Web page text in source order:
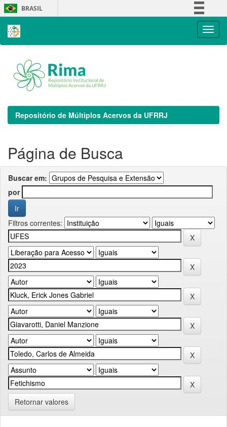
Skip
navigation
BRASIL
Repositório de Múltiplos Acervos da UFRRJ
Página de Busca
Buscar em:
por
Filtros correntes:
Retornar valores